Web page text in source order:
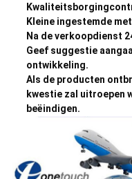
Kleine ingestemde
Na de verkoopdienst
Geef suggestie
ontwikkeling.
Als de producten
kwestie zal uitroepen
beëindigen.